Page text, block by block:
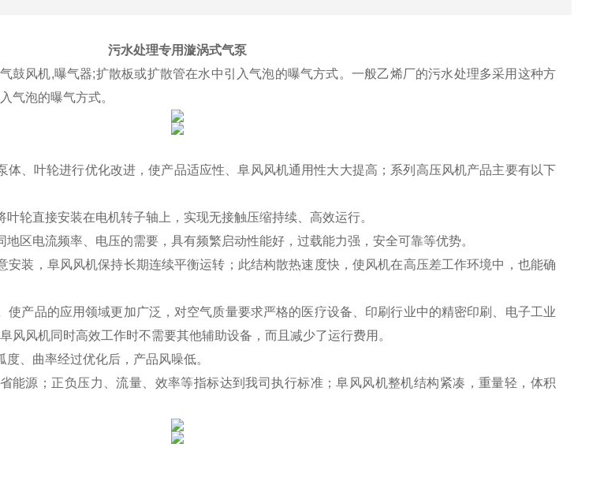
污水处理专用漩涡式气泵
鼓风机,曝气器;扩散板或扩散管在水中引入气泡的曝气方式。一般乙烯厂的污水处理多采用这种方
气泡的曝气方式。
体、叶轮进行优化改进，使产品适应性、阜风风机通用性大大提高；系列高压风机产品主要有以下
叶轮直接安装在电机转子轴上，实现无接触压缩持续、高效运行。
地区电流频率、电压的需要，具有频繁启动性能好，过载能力强，安全可靠等优势。
安装，阜风风机保持长期连续平衡运转；此结构散热速度快，使风机在高压差工作环境中，也能确
使产品的应用领域更加广泛，对空气质量要求严格的医疗设备、印刷行业中的精密印刷、电子工业
风风机同时高效工作时不需要其他辅助设备，而且减少了运行费用。
度、曲率经过优化后，产品风噪低。
能源；正负压力、流量、效率等指标达到我司执行标准；阜风风机整机结构紧凑，重量轻，体积